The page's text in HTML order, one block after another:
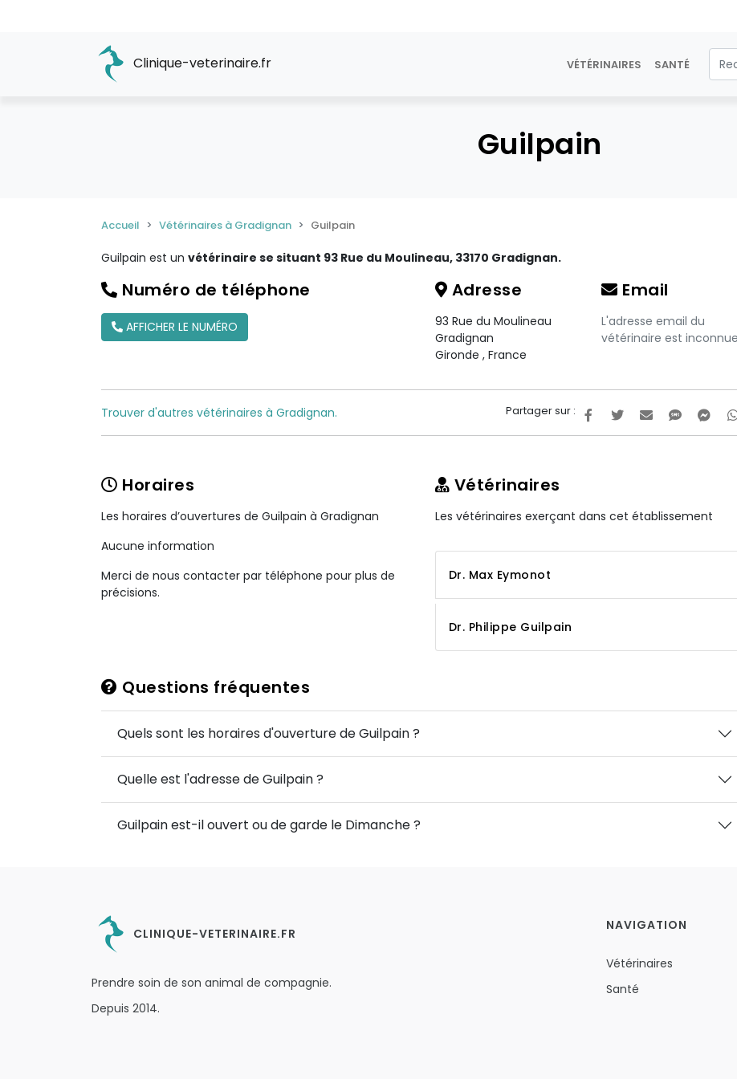
Clinique-veterinaire.fr VÉTÉRINAIRES SANTÉ
Guilpain
Accueil Vétérinaires à Gradignan Guilpain
Guilpain est un vétérinaire se situant 93 Rue du Moulineau, 33170 Gradignan.
Numéro de téléphone
AFFICHER LE NUMÉRO
Adresse
93 Rue du Moulineau
Gradignan
Gironde , France
Email
L'adresse email du
vétérinaire est
Partager sur :
Trouver d'autres vétérinaires à Gradignan.
Horaires
Les horaires d’ouvertures de Guilpain à Gradignan
Aucune information
Merci de nous contacter par téléphone pour plus de
précisions.
Vétérinaires
Les vétérinaires exerçant dans cet établissement
Dr. Max Eymonot
Dr. Philippe Guilpain
Questions fréquentes
Quels sont les horaires d'ouverture de Guilpain ?
Quelle est l'adresse de Guilpain ?
Guilpain est-il ouvert ou de garde le Dimanche ?
CLINIQUE-VETERINAIRE.FR
Prendre soin de son animal de compagnie.
Depuis 2014.
NAVIGATION
Vétérinaires
Santé